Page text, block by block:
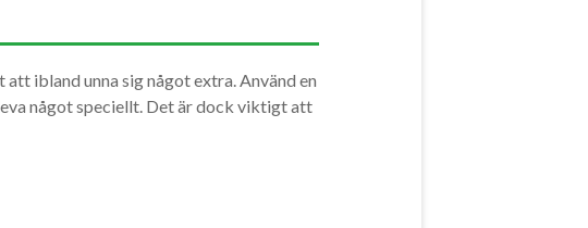
ibland unna sig något extra. Använd en
något speciellt. Det är dock viktigt att